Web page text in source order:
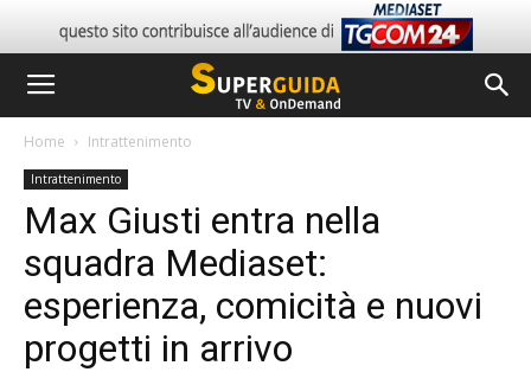
Home Intrattenimento
Intrattenimento
Max Giusti entra nella
squadra Mediaset:
esperienza, comicità e nuovi
progetti in arrivo